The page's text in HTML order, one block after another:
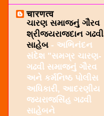
चारणत्व
ચારણ સમાજનું ગૌરવ
શ્રીજયરાજદાન ગઢવી
સાહેબ - અભિનંદન
સંદેશ "સમગ્ર ચારણ-
ગઢવી સમાજનું ગૌરવ
અને કર્મનિષ્ઠ પોલીસ
અધિકારી, આદરણીય
જયરાજસિંહ ગઢવી
સાહેબને